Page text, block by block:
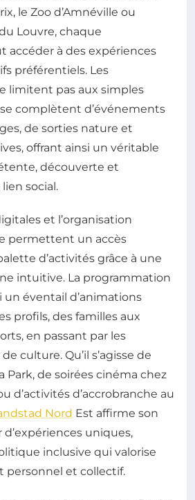
le Zoo d’Amnéville ou
Louvre, chaque
accéder à des expériences
préférentiels. Les
limitent pas aux simples
complètent d’événements
de sorties nature et
offrant ainsi un véritable
découverte et
social.
et l’organisation
permettent un accès
d’activités grâce à une
intuitive. La programmation
un éventail d’animations
profils, des familles aux
en passant par les
culture. Qu’il s’agisse de
Park, de soirées cinéma chez
d’activités d’accrobranche au
Nord Est affirme son
d’expériences uniques,
inclusive qui valorise
personnel et collectif.